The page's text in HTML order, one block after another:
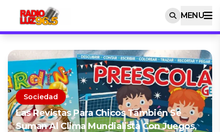
MENU
Sociedad
Las Revistas Para Chicos También Se
Suman Al Clima Mundialista Con Juegos,